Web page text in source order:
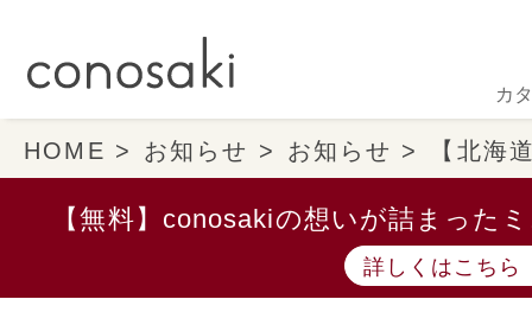
カ
HOME お知らせ お知らせ 【北海
【無料】conosakiの想いが詰まった
詳しくはこちら